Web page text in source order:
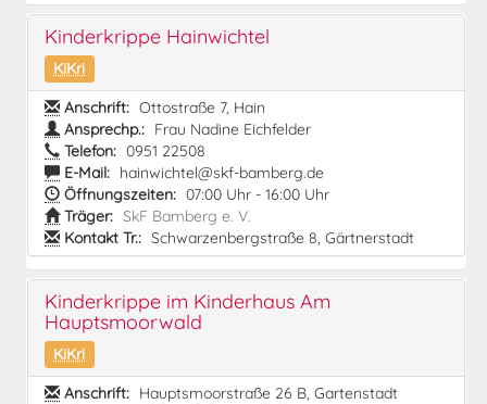
Kinderkrippe Hainwichtel
KiKri
Anschrift: Ottostraße 7, Hain
Ansprechp.: Frau Nadine Eichfelder
Telefon: 0951 22508
E-Mail: hainwichtel@skf-bamberg.de
Öffnungszeiten: 07:00 Uhr - 16:00 Uhr
Träger: SkF Bamberg e. V.
Kontakt Tr.: Schwarzenbergstraße 8, Gärtnerstadt
Kinderkrippe im Kinderhaus Am
Hauptsmoorwald
KiKri
Anschrift: Hauptsmoorstraße 26 B, Gartenstadt